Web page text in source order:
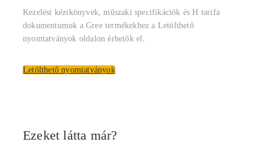
Kezelési kézikönyvek, műszaki specifikációk és H tarifa
dokumentumok a Gree termékekhez a Letölthető
nyomtatványok oldalon érhetők el.
Letölthető nyomtatványok
Ezeket látta már?